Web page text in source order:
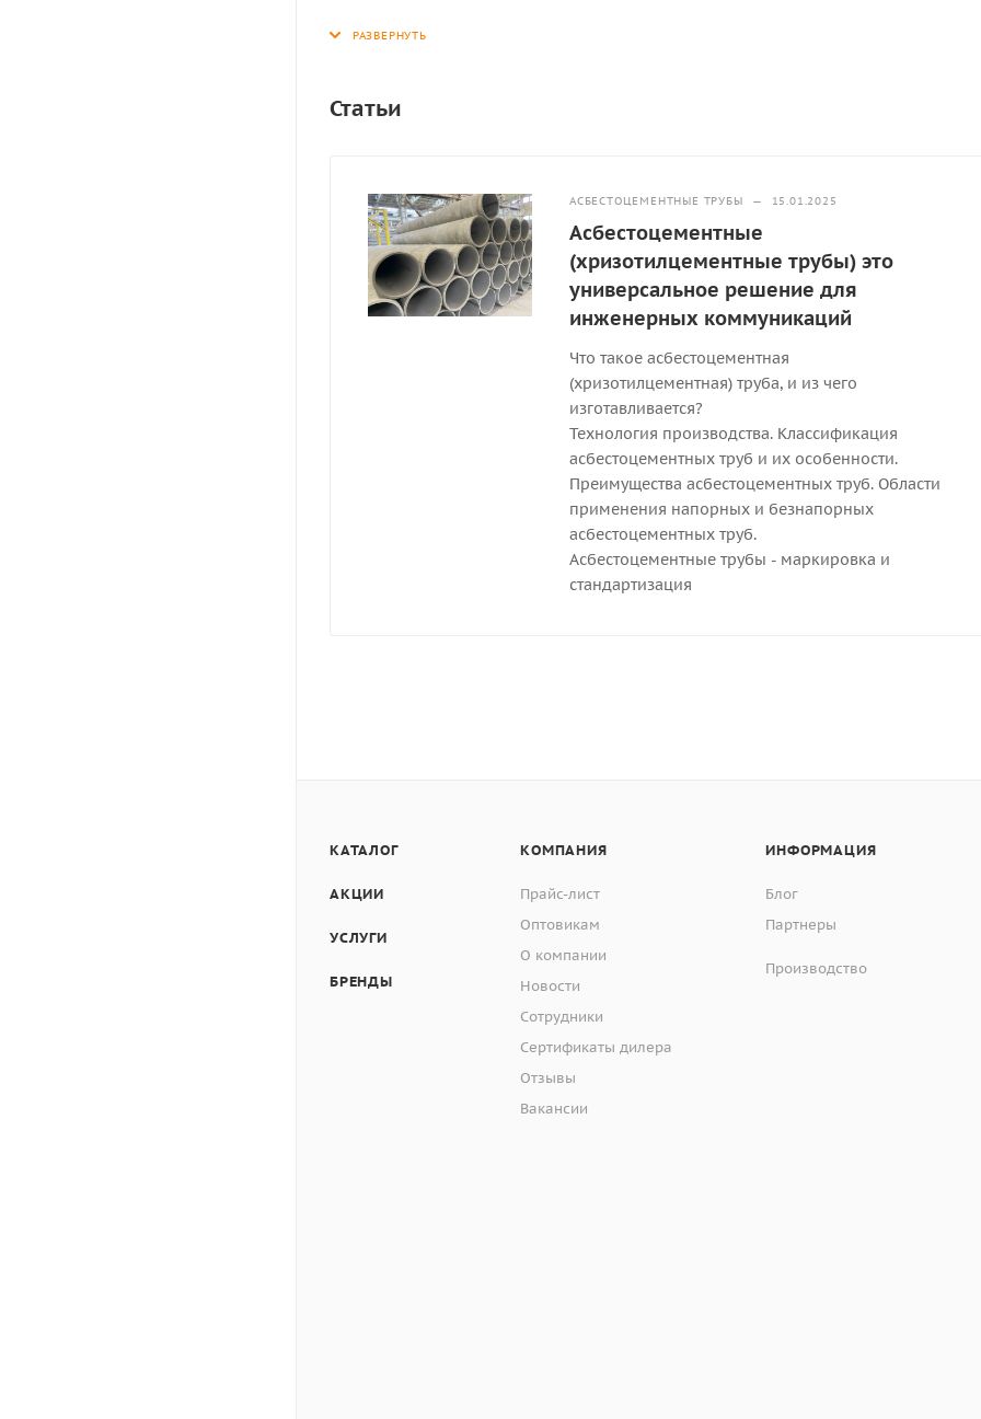
Статьи
АСБЕСТОЦЕМЕНТНЫЕ ТРУБЫ — 15.01.2025
Асбестоцементные
(хризотилцементные трубы) это
универсальное решение для
инженерных коммуникаций
Что такое асбестоцементная
(хризотилцементная) труба, и из чего
изготавливается?
Технология производства. Классификация
асбестоцементных труб и их особенности.
Преимущества асбестоцементных труб. Области
применения напорных и безнапорных
асбестоцементных труб.
Асбестоцементные трубы - маркировка и
стандартизация
КАТАЛОГ
АКЦИИ
УСЛУГИ
БРЕНДЫ
КОМПАНИЯ
Прайс-лист
Оптовикам
О компании
Новости
Сотрудники
Сертификаты дилера
Отзывы
Вакансии
ИНФОРМАЦИЯ
Блог
Партнеры
Производство